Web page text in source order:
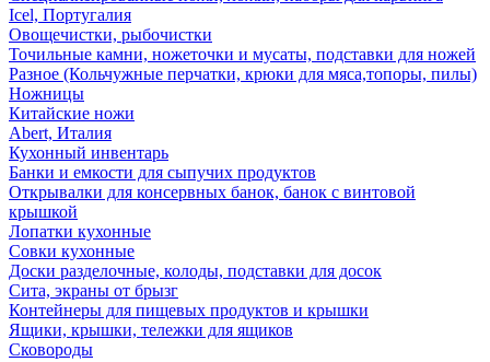
Icel, Португалия
Овощечистки, рыбочистки
Точильные камни, ножеточки и мусаты, подставки для ножей
Разное (Кольчужные перчатки, крюки для мяса,топоры, пилы)
Ножницы
Китайские ножи
Abert, Италия
Кухонный инвентарь
Банки и емкости для сыпучих продуктов
Открывалки для консервных банок, банок с винтовой
крышкой
Лопатки кухонные
Совки кухонные
Доски разделочные, колоды, подставки для досок
Сита, экраны от брызг
Контейнеры для пищевых продуктов и крышки
Ящики, крышки, тележки для ящиков
Сковороды